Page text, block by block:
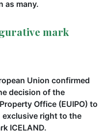
as many.
mark
Union confirmed
decision of the
Office (EUIPO) to
exclusive right to the
ICELAND.